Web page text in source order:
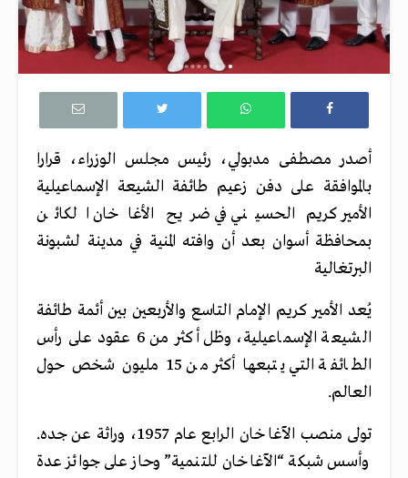
أصدر مصطفى مدبولي، رئيس مجلس الوزراء، قرارا
بالموافقة على دفن زعيم طائفة الشيعة الإسماعيلية
الأمير كريم الحسيني في ضريح الأغا خان الكائن
بمحافظة أسوان بعد أن وافته المنية في مدينة لشبونة
البرتغالية
يُعد الأمير كريم الإمام التاسع والأربعين بين أئمة طائفة
الشيعة الإسماعيلية، وظل أكثر من 6 عقود على رأس
الطائفة التي يتبعها أكثر من 15 مليون شخص حول
العالم.
تولى منصب الآغا خان الرابع عام 1957، وراثة عن جده.
وأسس شبكة “الآغا خان للتنمية” وحاز على جوائز عدة